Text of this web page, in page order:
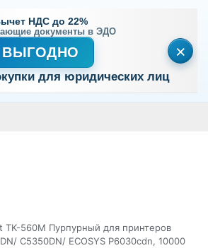
НДС до 22%
документы в ЭДО
ВЫГОДНО
для юридических лиц
×
TK-560M Пурпурный для принтеров
C5350DN/ ECOSYS P6030cdn, 10000